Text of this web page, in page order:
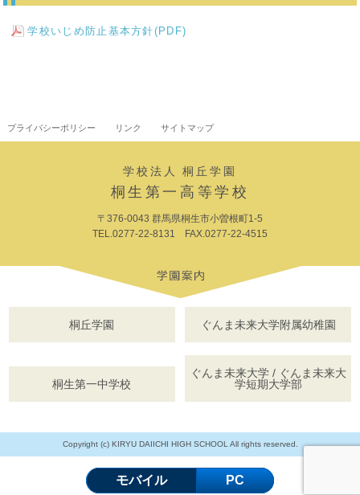
学校いじめ防止基本方針(PDF)
プライバシーポリシー リンク サイトマップ
学校法人 桐丘学園
桐生第一高等学校
〒376-0043 群馬県桐生市小曽根町1-5
TEL.0277-22-8131 FAX.0277-22-4515
桐丘学園 ぐんま未来大学附属幼稚園
桐生第一中学校
ぐんま未来大学 / ぐんま未来大
学短期大学部
Copyright (c) KIRYU DAIICHI HIGH SCHOOL All rights reserved.
モバイル PC